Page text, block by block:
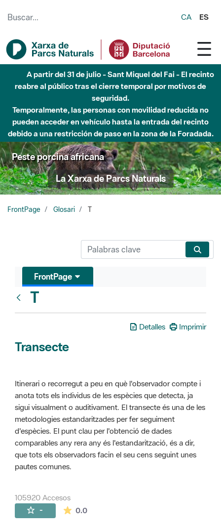
CA ES
A partir del 31 de julio - Sant Miquel del Fai - El recinto
reabre al público tras el cierre temporal por motivos de
seguridad.
Temporalmente, las personas con movilidad reducida no
pueden acceder en vehículo hasta la entrada del recinto
debido a una restricción de paso en la zona de la Foradada.
Peste porcina africana
La Xarxa de Parcs Naturals
FrontPage Glosari T
FrontPage
T
Detalles Imprimir
Transecte
Itinerari o recorregut a peu en què l'observador compte i
anota tots els individus de les espècies que detecta, ja
sigui visualment o auditivament. El transecte és una de les
metodologies estandaritzades per fer seguiment
d'espècies. El punt clau per l'obtenció de dades
comparables any rera any és l'estandarització, és a dir,
que tots els observadors facin el seu cens seguint unes
pautes comunes.
105920 Accesos
- 0.0La valoración media es de 0 estrellas de